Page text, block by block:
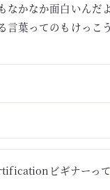
かなか面白いんだよ
葉ってのもけっこ
ビギナーっ